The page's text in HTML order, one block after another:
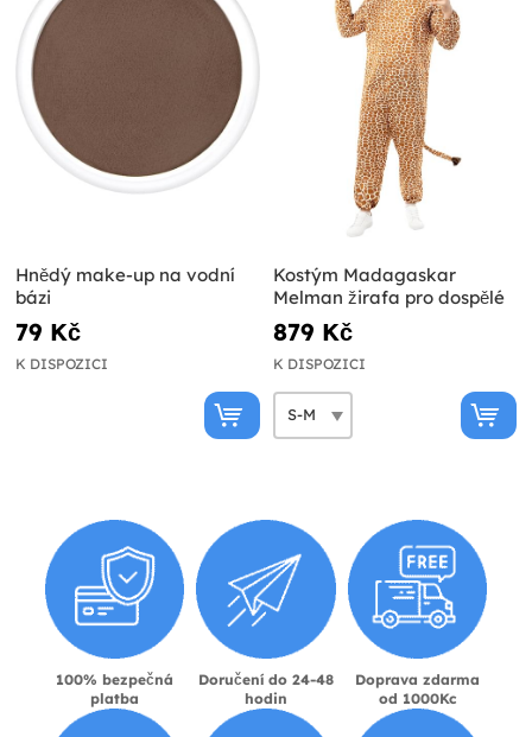
Hnědý make-up na vodní
bázi
79 Kč
K DISPOZICI
Kostým Madagaskar
Melman žirafa pro dospělé
879 Kč
K DISPOZICI
100% bezpečná
platba
Doručení do 24-48
hodin
Doprava zdarma
od 1000Kc